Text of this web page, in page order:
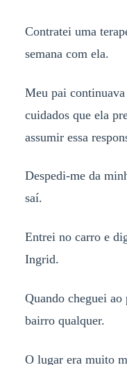
Contratei uma
semana com ela.
Meu pai
cuidados que ela
assumir essa
Despedi-me da
saí.
Entrei no carro e
Ingrid.
Quando cheguei
bairro qualquer.
O lugar era muito